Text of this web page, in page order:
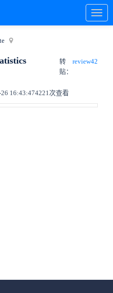
转
贴：
review42
16:43:474221次查看